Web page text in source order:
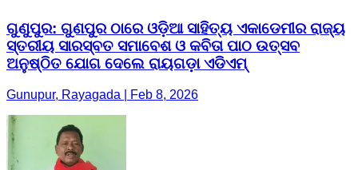
ଗୁଣୁପୁର: ଗୁଣପୁର ଠାରେ ଓଡ଼ିଆ ସାହିତ୍ୟ ଏକାଡେମୀର ରାଜ୍ୟ
ସ୍ତରୀୟ ସାରସ୍ବତ ସମାବେଶ ଓ କବିତା ପାଠ ଉତ୍ସବ
ଅନୁଷ୍ଠିତ ଯୋଗ ଦେଲେ ରାୟଗଡ଼ା ଏଡିଏମ୍
Gunupur, Rayagada | Feb 8, 2026